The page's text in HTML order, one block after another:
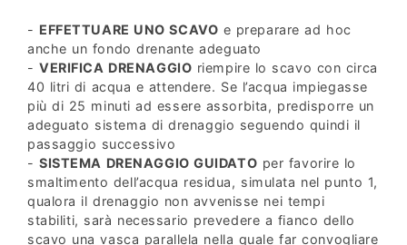
- EFFETTUARE UNO SCAVO e preparare ad hoc
anche un fondo drenante adeguato
-VERIFICA DRENAGGIO riempire lo scavo con circa
40 litri di acqua e attendere. Se l’acqua impiegasse
più di 25 minuti ad essere assorbita, predisporre un
adeguato sistema di drenaggio seguendo quindi il
passaggio successivo
-SISTEMA DRENAGGIO GUIDATO per favorire lo
smaltimento dell’acqua residua, simulata nel punto 1,
qualora il drenaggio non avvenisse nei tempi
stabiliti, sarà necessario prevedere a fianco dello
scavo una vasca parallela nella quale far convogliare